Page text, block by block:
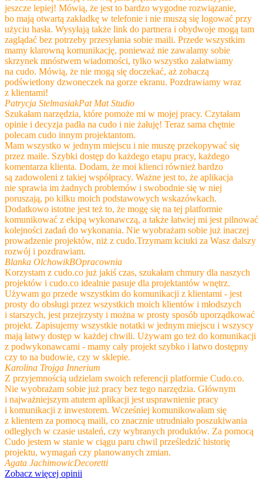
jeszcze lepiej! Mówią, że jest to bardzo wygodne rozwiązanie,
bo mają otwartą zakładkę w telefonie i nie muszą się logować przy
użyciu hasła. Wysyłają także link do partnera i obydwoje mogą tam
zaglądać bez potrzeby przesyłania sobie maili. Przede wszystkim
mamy klarowną komunikację, ponieważ nie zawalamy sobie
skrzynek mnóstwem wiadomości, tylko wszystko załatwiamy
na cudo. Mówią, że nie mogą się doczekać, aż zobaczą
podświetlony dzwoneczek na gorze ekranu. Pozdrawiamy wraz
z klientami!
Patrycja StelmasiakPat Mat Studio
Szukałam narzędzia, które pomoże mi w mojej pracy. Czytałam
opinie i decyzja padła na cudo i nie żałuję! Teraz sama chętnie
polecam cudo innym projektantom.
Mam wszystko w jednym miejscu i nie muszę przekopywać się
przez maile. Szybki dostęp do każdego etapu pracy, każdego
komentarza klienta. Dodam, że moi klienci również bardzo
są zadowoleni z takiej współpracy. Ważne jest to, że aplikacja
nie sprawia im żadnych problemów i swobodnie się w niej
poruszają, po kilku moich podstawowych wskazówkach.
Dodatkowo istotne jest też to, że mogę się na tej platformie
komunikować z ekipą wykonawczą, a także łatwiej mi jest pilnować
kolejności zadań do wykonania. Nie wyobrażam sobie już inaczej
prowadzenie projektów, niż z cudo.Trzymam kciuki za Wasz dalszy
rozwój i pozdrawiam.
Blanka OlchowikBOpracownia
Korzystam z cudo.co już jakiś czas, szukałam chmury dla naszych
projektów i cudo.co idealnie pasuje dla projektantów wnętrz.
Używam go przede wszystkim do komunikacji z klientami - jest
prosty do obsługi przez wszystkich moich klientów i młodszych
i starszych, jest przejrzysty i można w prosty sposób uporządkować
projekt. Zapisujemy wszystkie notatki w jednym miejscu i wszyscy
mają łatwy dostęp w każdej chwili. Używam go też do komunikacji
z podwykonawcami - mamy cały projekt szybko i łatwo dostępny
czy to na budowie, czy w sklepie.
Karolina Trojga Innerium
Z przyjemnością udzielam swoich referencji platformie Cudo.co.
Nie wyobrażam sobie już pracy bez tego narzędzia. Głównym
i najważniejszym atutem aplikacji jest usprawnienie pracy
i komunikacji z inwestorem. Wcześniej komunikowałam się
z klientem za pomocą maili, co znacznie utrudniało poszukiwania
odległych w czasie ustaleń, czy wybranych produktów. Za pomocą
Cudo jestem w stanie w ciągu paru chwil prześledzić historię
projektu, wymagań czy planowanych zmian.
Agata JachimowicDecoretti
Zobacz więcej opinii